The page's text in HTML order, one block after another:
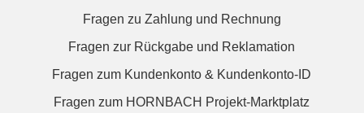
Fragen zu Zahlung und Rechnung
Fragen zur Rückgabe und Reklamation
Fragen zum Kundenkonto & Kundenkonto-ID
Fragen zum HORNBACH Projekt-Marktplatz